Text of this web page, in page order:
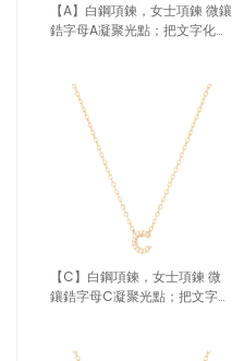
【A】白鋼項鍊，女士項鍊 微鑲
鋯字母A凝聚光點；把文字化為
【C】白鋼項鍊，女士項鍊 微
鑲鋯字母C凝聚光點；把文字化